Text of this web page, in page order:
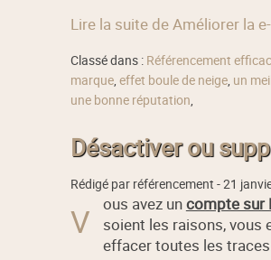
Lire la suite de Améliorer la
Classé dans : Référencement
marque, effet boule de neige, un
une bonne réputation,
Désactiver ou
Rédigé par référencement -21
V ous avez uncompte sur
soient les raisons, vous
effacer toutes les